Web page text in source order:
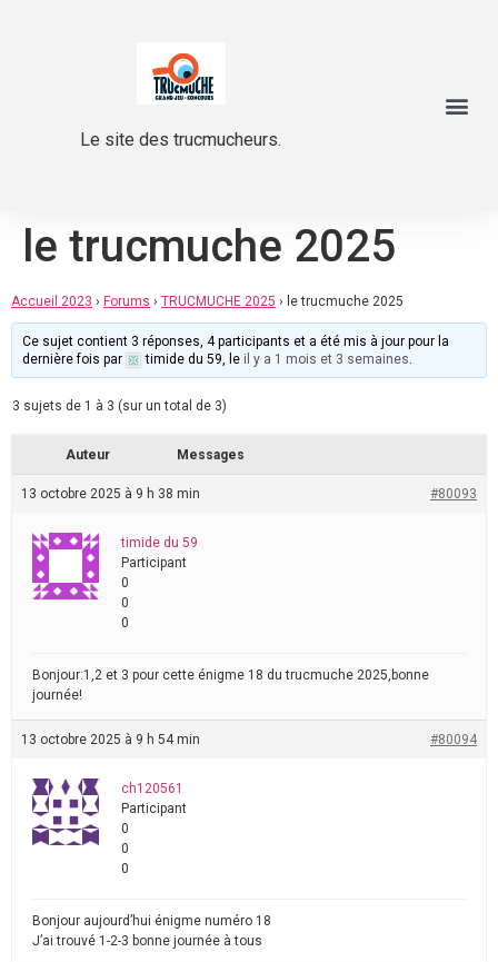
Le site des trucmucheurs.
le trucmuche 2025
Accueil 2023 › Forums › TRUCMUCHE 2025 › le trucmuche 2025
Ce sujet contient 3 réponses, 4 participants et a été mis à jour pour la
dernière fois par
timide du 59, le il y a 1 mois et 3 semaines.
3 sujets de 1 à 3 (sur un total de 3)
Auteur Messages
13 octobre 2025 à 9 h 38 min #80093
timide du 59
Participant
0
0
0
Bonjour:1,2 et 3 pour cette énigme 18 du trucmuche 2025,bonne
journée!
13 octobre 2025 à 9 h 54 min #80094
ch120561
Participant
0
0
0
Bonjour aujourd’hui énigme numéro 18
J’ai trouvé 1-2-3 bonne journée à tous